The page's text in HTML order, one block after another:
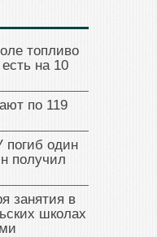
топливо
на 10
по 119
погиб один
получил
занятия в
школах